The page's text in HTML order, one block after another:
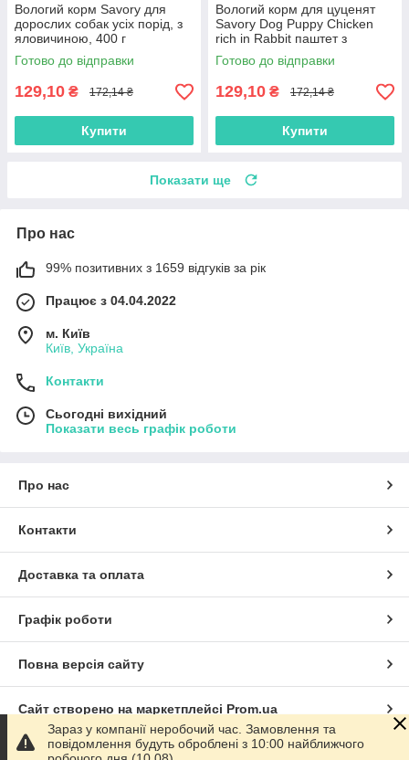
Вологий корм Savory для
дорослих собак усіх порід, з
яловичиною, 400 г
Готово до відправки
129,10 ₴ 172,14 ₴
Купити
Вологий корм для цуценят
Savory Dog Puppy Chicken
rich in Rabbit паштет з
кроликом 400 г
Готово до відправки
129,10 ₴ 172,14 ₴
Купити
Показати ще
Про нас
99% позитивних з 1659 відгуків за рік
Працює з 04.04.2022
м. Київ
Київ, Україна
Контакти
Сьогодні вихідний
Показати весь графік роботи
Про нас
Контакти
Доставка та оплата
Графік роботи
Повна версія сайту
Сайт створено на маркетплейсі Prom.ua
Політика конфіденційності
Зараз у компанії неробочий час. Замовлення та
повідомлення будуть оброблені з 10:00 найближчого